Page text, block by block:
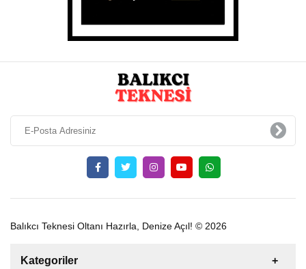
Balıkcı Teknesi Oltanı Hazırla, Denize Açıl! © 2026
Kategoriler